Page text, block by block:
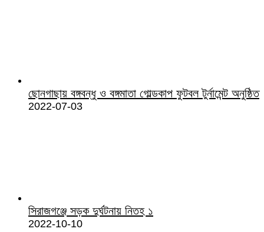
ছোনগাছায় বঙ্গবন্ধু ও বঙ্গমাতা গোল্ডকাপ ফুটবল টুর্নামেন্ট অনুষ্ঠিত
2022-07-03
সিরাজগঞ্জে সড়ক দুর্ঘটনায় নিতহ ১
2022-10-10